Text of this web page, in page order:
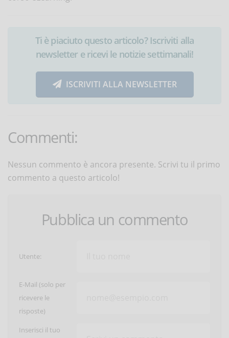
Ti è piaciuto questo articolo? Iscriviti alla
newsletter e ricevi le notizie settimanali!
ISCRIVITI ALLA NEWSLETTER
Commenti:
Nessun commento è ancora presente. Scrivi tu il primo
commento a questo articolo!
Pubblica un commento
Utente:
E-Mail (solo per
ricevere le
risposte)
Inserisci il tuo